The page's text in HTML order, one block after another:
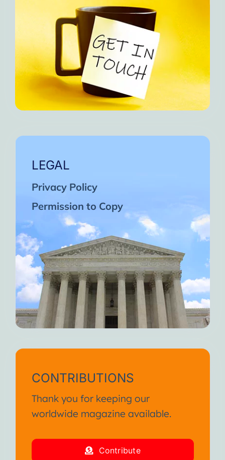
LEGAL
Privacy Policy
Permission to Copy
CONTRIBUTIONS
Thank you for keeping our
worldwide magazine available.
Contribute